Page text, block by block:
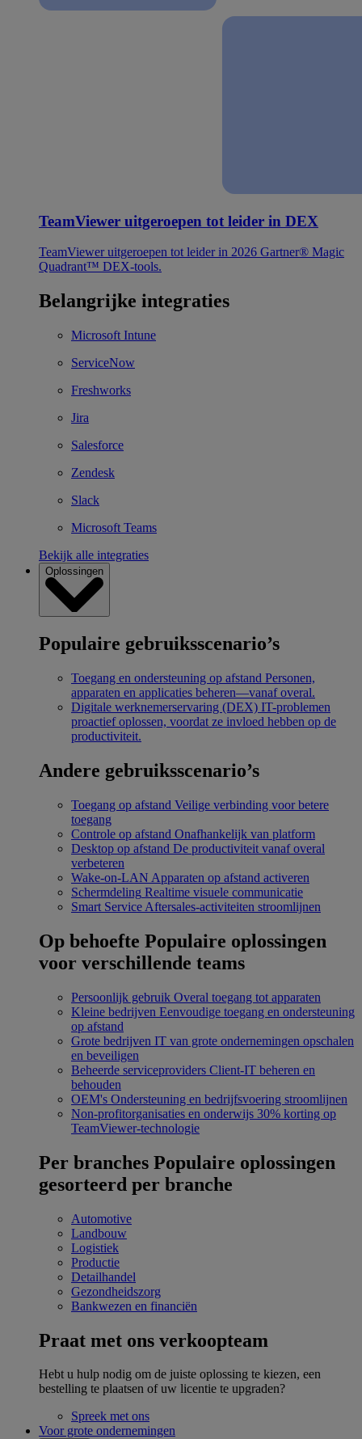
TeamViewer uitgeroepen tot leider in DEX
TeamViewer uitgeroepen tot leider in 2026 Gartner® Magic
Quadrant™ DEX-tools.
Belangrijke integraties
Microsoft Intune
ServiceNow
Freshworks
Jira
Salesforce
Zendesk
Slack
Microsoft Teams
Bekijk alle integraties
Oplossingen
Populaire gebruiksscenario’s
Toegang en ondersteuning op afstand Personen,
apparaten en applicaties beheren—vanaf overal.
Digitale werknemerservaring (DEX) IT-problemen
proactief oplossen, voordat ze invloed hebben op de
productiviteit.
Andere gebruiksscenario’s
Toegang op afstand Veilige verbinding voor betere
toegang
Controle op afstand Onafhankelijk van platform
Desktop op afstand De productiviteit vanaf overal
verbeteren
Wake-on-LAN Apparaten op afstand activeren
Schermdeling Realtime visuele communicatie
Smart Service Aftersales-activiteiten stroomlijnen
Op behoefte Populaire oplossingen
voor verschillende teams
Persoonlijk gebruik Overal toegang tot apparaten
Kleine bedrijven Eenvoudige toegang en ondersteuning
op afstand
Grote bedrijven IT van grote ondernemingen opschalen
en beveiligen
Beheerde serviceproviders Client-IT beheren en
behouden
OEM's Ondersteuning en bedrijfsvoering stroomlijnen
Non-profitorganisaties en onderwijs 30% korting op
TeamViewer-technologie
Per branches Populaire oplossingen
gesorteerd per branche
Automotive
Landbouw
Logistiek
Productie
Detailhandel
Gezondheidszorg
Bankwezen en financiën
Praat met ons verkoopteam
Hebt u hulp nodig om de juiste oplossing te kiezen, een
bestelling te plaatsen of uw licentie te upgraden?
Spreek met ons
Voor grote ondernemingen